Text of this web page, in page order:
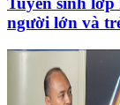
người lớn và